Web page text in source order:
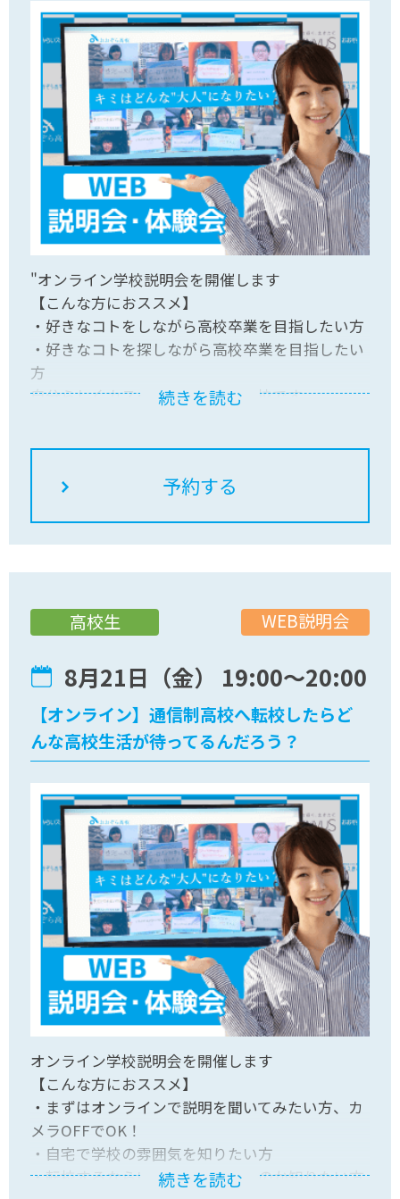
"オンライン学校説明会を開催します
【こんな方におススメ】
・好きなコトをしながら高校卒業を目指したい方
・好きなコトを探しながら高校卒業を目指したい
方
自分らしくカスタマイズできる学校です。
続きを読む
WEB説明会
8月21日（金） 19:00〜20:00
高校生
【オンライン】通信制高校へ転校したらど
んな高校生活が待ってるんだろう？
オンライン学校説明会を開催します
【こんな方におススメ】
・まずはオンラインで説明を聞いてみたい方、カ
メラOFFでOK！
・自宅で学校の雰囲気を知りたい方
・転校するならいつの時期がいいのか知りたい方
続きを読む